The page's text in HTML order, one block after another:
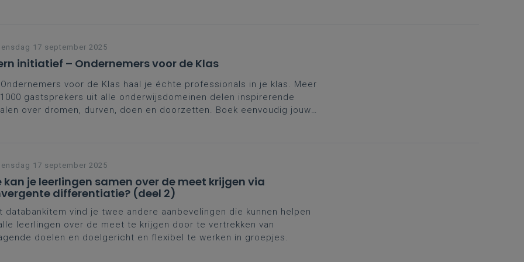
17 september 2025
initiatief – Ondernemers voor de Klas
voor de Klas haal je échte professionals in je klas. Meer
gastsprekers uit alle onderwijsdomeinen delen inspirerende
over dromen, durven, doen en doorzetten. Boek eenvoudig jouw
17 september 2025
kan je leerlingen samen over de meet krijgen via
differentiatie? (deel 2)
databankitem vind je twee andere aanbevelingen die kunnen helpen
leerlingen over de meet te krijgen door te vertrekken van
doelen en doelgericht en flexibel te werken in groepjes.